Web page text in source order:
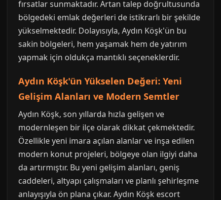
fırsatlar sunmaktadır. Artan talep doğrultusunda
bölgedeki emlak değerleri de istikrarlı bir şekilde
yükselmektedir. Dolayısıyla, Aydın Köşk'ün bu
sakin bölgeleri, hem yaşamak hem de yatırım
yapmak için oldukça mantıklı seçeneklerdir.
Aydın Köşk'ün Yükselen Değeri: Yeni
Gelişim Alanları ve Modern Semtler
Aydın Köşk, son yıllarda hızla gelişen ve
modernleşen bir ilçe olarak dikkat çekmektedir.
Özellikle yeni imara açılan alanlar ve inşa edilen
modern konut projeleri, bölgeye olan ilgiyi daha
da artırmıştır. Bu yeni gelişim alanları, geniş
caddeleri, altyapı çalışmaları ve planlı şehirleşme
anlayışıyla ön plana çıkar. Aydın Köşk escort